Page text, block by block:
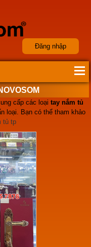
Đăng nhập
cấp các loại tay nắm tủ
loại. Bạn có thể tham khảo
tủ tp